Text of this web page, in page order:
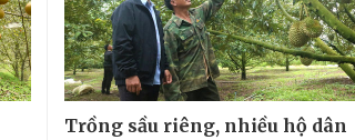
Trồng sầu riêng, nhiều hộ dân